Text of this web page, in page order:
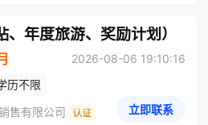
年度旅游、奖励计划）
2026-08-06 19:10:16
历不限
售有限公司
立即联系